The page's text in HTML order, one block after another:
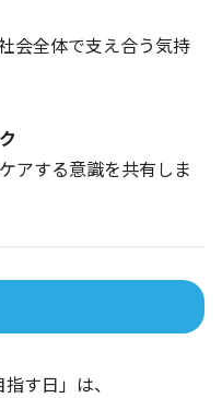
会全体で支え合う気持
アする意識を共有しま
す日」は、